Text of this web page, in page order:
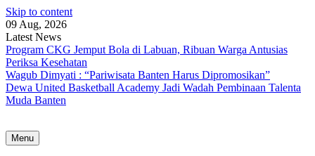
Skip to content
09 Aug, 2026
Latest News
Program CKG Jemput Bola di Labuan, Ribuan Warga Antusias
Periksa Kesehatan
Wagub Dimyati : “Pariwisata Banten Harus Dipromosikan”
Dewa United Basketball Academy Jadi Wadah Pembinaan Talenta
Muda Banten
Menu